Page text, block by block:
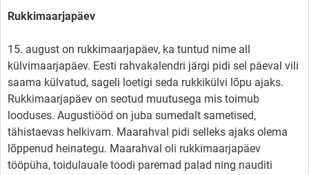
Rukkimaarjapäev
15. august on rukkimaarjapäev, ka tuntud nime all
külvimaarjapäev. Eesti rahvakalendri järgi pidi sel päeval vili
saama külvatud, sageli loetigi seda rukkikülvi lõpu ajaks.
Rukkimaarjapäev on seotud muutusega mis toimub
looduses. Augustiööd on juba sumedalt sametised,
tähistaevas helkivam. Maarahval pidi selleks ajaks olema
lõppenud heinategu. Maarahval oli rukkimaarjapäev
tööpüha, toidulauale toodi paremad palad ning nauditi